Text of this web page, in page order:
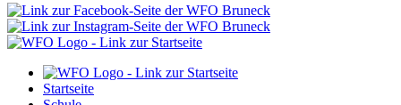
Startseite